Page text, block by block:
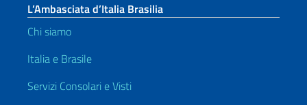
L’Ambasciata d’Italia Brasilia
Chi siamo
Italia e Brasile
Servizi Consolari e Visti